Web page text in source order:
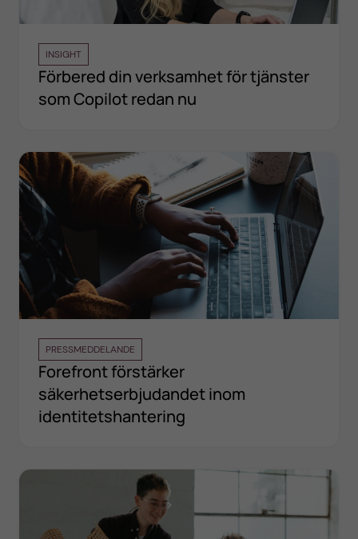
INSIGHT
Förbered din verksamhet för tjänster
som Copilot redan nu
PRESSMEDDELANDE
Forefront förstärker
säkerhetserbjudandet inom
identitetshantering